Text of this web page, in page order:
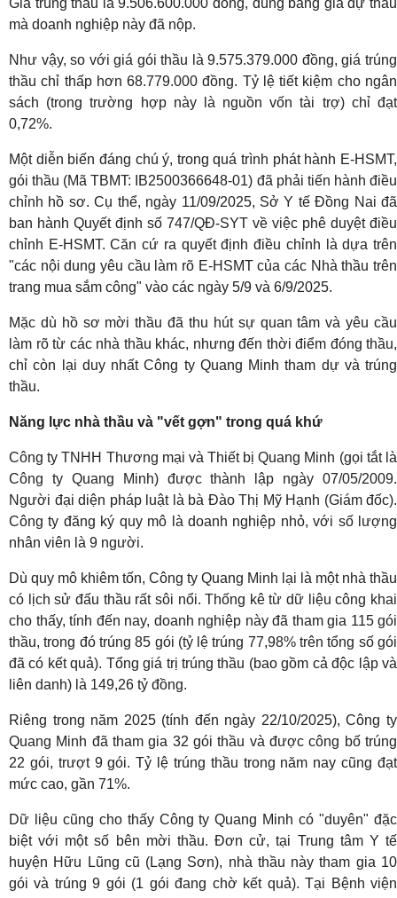
Giá trúng thầu là 9.506.600.000 đồng, đúng bằng giá dự thầu
mà doanh nghiệp này đã nộp.
Như vậy, so với giá gói thầu là 9.575.379.000 đồng, giá trúng
thầu chỉ thấp hơn 68.779.000 đồng. Tỷ lệ tiết kiệm cho ngân
sách (trong trường hợp này là nguồn vốn tài trợ) chỉ đạt
0,72%.
Một diễn biến đáng chú ý, trong quá trình phát hành E-HSMT,
gói thầu (Mã TBMT: IB2500366648-01) đã phải tiến hành điều
chỉnh hồ sơ. Cụ thể, ngày 11/09/2025, Sở Y tế Đồng Nai đã
ban hành Quyết định số 747/QĐ-SYT về việc phê duyệt điều
chỉnh E-HSMT. Căn cứ ra quyết định điều chỉnh là dựa trên
"các nội dung yêu cầu làm rõ E-HSMT của các Nhà thầu trên
trang mua sắm công" vào các ngày 5/9 và 6/9/2025.
Mặc dù hồ sơ mời thầu đã thu hút sự quan tâm và yêu cầu
làm rõ từ các nhà thầu khác, nhưng đến thời điểm đóng thầu,
chỉ còn lại duy nhất Công ty Quang Minh tham dự và trúng
thầu.
Năng lực nhà thầu và "vết gợn" trong quá khứ
Công ty TNHH Thương mại và Thiết bị Quang Minh (gọi tắt là
Công ty Quang Minh) được thành lập ngày 07/05/2009.
Người đại diện pháp luật là bà Đào Thị Mỹ Hạnh (Giám đốc).
Công ty đăng ký quy mô là doanh nghiệp nhỏ, với số lượng
nhân viên là 9 người.
Dù quy mô khiêm tốn, Công ty Quang Minh lại là một nhà thầu
có lịch sử đấu thầu rất sôi nổi. Thống kê từ dữ liệu công khai
cho thấy, tính đến nay, doanh nghiệp này đã tham gia 115 gói
thầu, trong đó trúng 85 gói (tỷ lệ trúng 77,98% trên tổng số gói
đã có kết quả). Tổng giá trị trúng thầu (bao gồm cả độc lập và
liên danh) là 149,26 tỷ đồng.
Riêng trong năm 2025 (tính đến ngày 22/10/2025), Công ty
Quang Minh đã tham gia 32 gói thầu và được công bố trúng
22 gói, trượt 9 gói. Tỷ lệ trúng thầu trong năm nay cũng đạt
mức cao, gần 71%.
Dữ liệu cũng cho thấy Công ty Quang Minh có "duyên" đặc
biệt với một số bên mời thầu. Đơn cử, tại Trung tâm Y tế
huyện Hữu Lũng cũ (Lạng Sơn), nhà thầu này tham gia 10
gói và trúng 9 gói (1 gói đang chờ kết quả). Tại Bệnh viện